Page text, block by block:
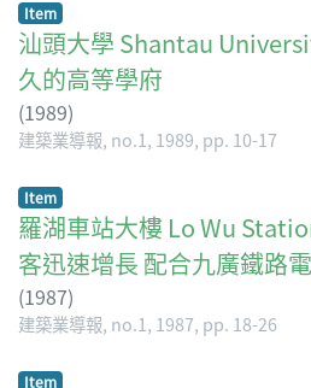
Item
汕頭大學 Shantau
久的高等學府
(1989)
建築業導報, no.1, 1989, pp. 10-17
Item
羅湖車站大樓 Lo Wu
客迅速增長 配合九廣鐵路
(1987)
建築業導報, no.1, 1987, pp. 18-26
Item